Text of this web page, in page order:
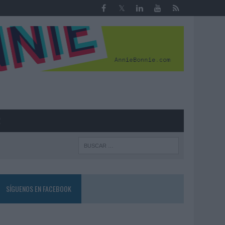
SÍGUENOS EN FACEBOOK